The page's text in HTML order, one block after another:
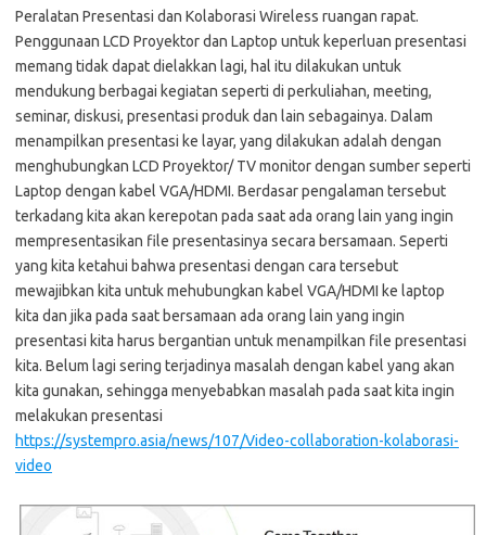
Peralatan Presentasi dan Kolaborasi Wireless ruangan rapat.
Penggunaan LCD Proyektor dan Laptop untuk keperluan presentasi
memang tidak dapat dielakkan lagi, hal itu dilakukan untuk
mendukung berbagai kegiatan seperti di perkuliahan, meeting,
seminar, diskusi, presentasi produk dan lain sebagainya. Dalam
menampilkan presentasi ke layar, yang dilakukan adalah dengan
menghubungkan LCD Proyektor/ TV monitor dengan sumber seperti
Laptop dengan kabel VGA/HDMI. Berdasar pengalaman tersebut
terkadang kita akan kerepotan pada saat ada orang lain yang ingin
mempresentasikan file presentasinya secara bersamaan. Seperti
yang kita ketahui bahwa presentasi dengan cara tersebut
mewajibkan kita untuk mehubungkan kabel VGA/HDMI ke laptop
kita dan jika pada saat bersamaan ada orang lain yang ingin
presentasi kita harus bergantian untuk menampilkan file presentasi
kita. Belum lagi sering terjadinya masalah dengan kabel yang akan
kita gunakan, sehingga menyebabkan masalah pada saat kita ingin
melakukan presentasi
https://systempro.asia/news/107/Video-collaboration-kolaborasi-
video